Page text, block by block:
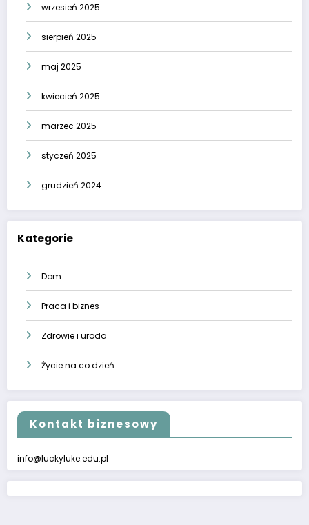
wrzesień 2025
sierpień 2025
maj 2025
kwiecień 2025
marzec 2025
styczeń 2025
grudzień 2024
Kategorie
Dom
Praca i biznes
Zdrowie i uroda
Życie na co dzień
Kontakt biznesowy
info@luckyluke.edu.pl